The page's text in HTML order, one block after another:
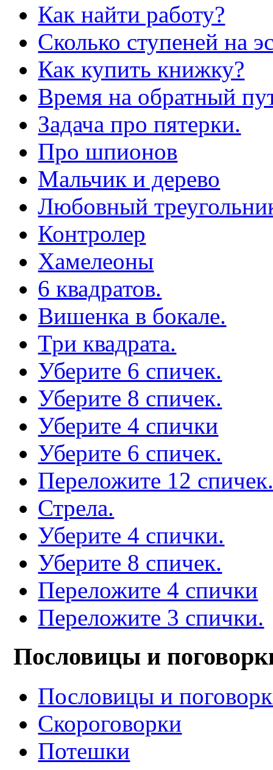
Как найти работу?
Сколько ступеней на
Как купить книжку?
Время на обратный
Задача про пятерки.
Про шпионов
Мальчик и дерево
Любовный
Контролер
Хамелеоны
6 квадратов.
Вишенка в бокале.
Три квадрата.
Уберите 6 спичек.
Уберите 8 спичек.
Уберите 4 спички
Уберите 6 спичек.
Переложите 12
Стрела.
Уберите 4 спички.
Уберите 8 спичек.
Переложите 4 спички
Переложите 3 спички.
Пословицы и
Пословицы и
Скороговорки
Потешки